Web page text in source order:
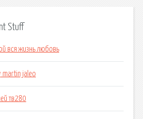
Stuff
вся жизнь любовь
martin jaleo
тв280